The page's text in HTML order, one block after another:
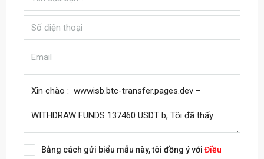
Bằng cách gửi biểu mẫu này, tôi đồng ý với Điều